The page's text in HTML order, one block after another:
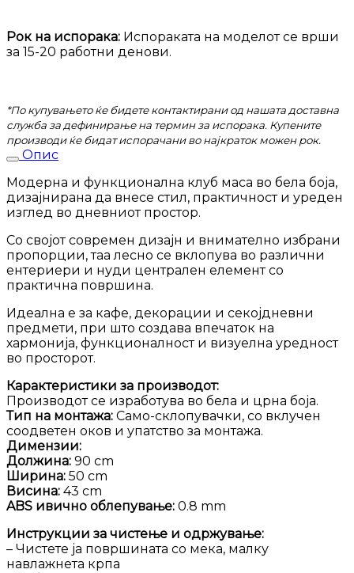
Рок на испорака: Испораката на моделот се врши
за 15-20 работни денови.
*По купувањето ќе бидете контактирани од нашата доставна
служба за дефинирање на термин за испорака. Купените
производи ќе бидат испорачани во најкраток можен рок.
Опис
Модерна и функционална клуб маса во бела боја,
дизајнирана да внесе стил, практичност и уреден
изглед во дневниот простор.
Со својот современ дизајн и внимателно избрани
пропорции, таа лесно се вклопува во различни
ентериери и нуди централен елемент со
практична површина.
Идеална е за кафе, декорации и секојдневни
предмети, при што создава впечаток на
хармонија, функционалност и визуелна уредност
во просторот.
Карактеристики за производот:
Производот се изработува во бела и црна боја.
Тип на монтажа: Само-склопувачки, со вклучен
соодветен оков и упатство за монтажа.
Димензии:
Должина: 90 cm
Ширина: 50 cm
Висина: 43 cm
ABS ивично облепување: 0.8 mm
Инструкции за чистење и одржување:
– Чистете ја површината со мека, малку
навлажнета крпа